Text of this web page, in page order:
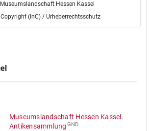
Hessen Kassel
Copyright (InC) / Urheberrechtsschutz
Museumslandschaft Hessen Kassel.
Antikensammlung GND